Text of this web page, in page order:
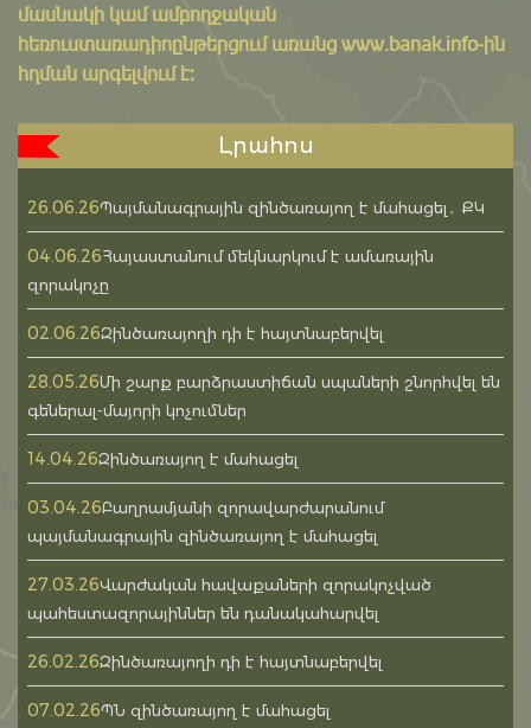
մասնակի կամ ամբողջական
հեռուստառադիոընթերցում առանց www.banak.info-ին
հղման արգելվում է:
Լրահոս
26.06.26Պայմանագրային զինծառայող է մահացել․ ՔԿ
04.06.26Հայաստանում մեկնարկում է ամառային
զորակոչը
02.06.26Զինծառայողի դի է հայտնաբերվել
28.05.26Մի շարք բարձրաստիճան սպաների շնորհվել են
գեներալ-մայորի կոչումներ
14.04.26Զինծառայող է մահացել
03.04.26Բաղրամյանի զորավարժարանում
պայմանագրային զինծառայող է մահացել
27.03.26Վարժական հավաքաների զորակոչված
պահեստազորայիններ են դանակահարվել
26.02.26Զինծառայողի դի է հայտնաբերվել
07.02.26ՊՆ զինծառայող է մահացել